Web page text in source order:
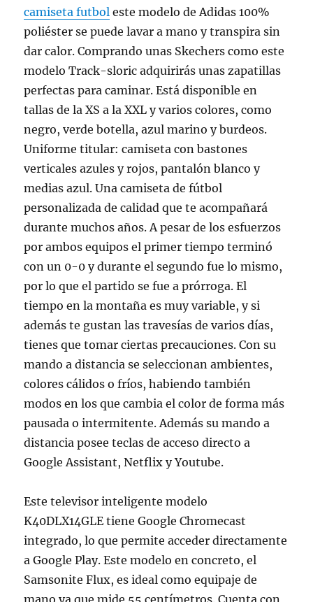
camiseta futbol este modelo de Adidas 100%
poliéster se puede lavar a mano y transpira sin
dar calor. Comprando unas Skechers como este
modelo Track-sloric adquirirás unas zapatillas
perfectas para caminar. Está disponible en
tallas de la XS a la XXL y varios colores, como
negro, verde botella, azul marino y burdeos.
Uniforme titular: camiseta con bastones
verticales azules y rojos, pantalón blanco y
medias azul. Una camiseta de fútbol
personalizada de calidad que te acompañará
durante muchos años. A pesar de los esfuerzos
por ambos equipos el primer tiempo terminó
con un 0-0 y durante el segundo fue lo mismo,
por lo que el partido se fue a prórroga. El
tiempo en la montaña es muy variable, y si
además te gustan las travesías de varios días,
tienes que tomar ciertas precauciones. Con su
mando a distancia se seleccionan ambientes,
colores cálidos o fríos, habiendo también
modos en los que cambia el color de forma más
pausada o intermitente. Además su mando a
distancia posee teclas de acceso directo a
Google Assistant, Netflix y Youtube.
Este televisor inteligente modelo
K40DLX14GLE tiene Google Chromecast
integrado, lo que permite acceder directamente
a Google Play. Este modelo en concreto, el
Samsonite Flux, es ideal como equipaje de
mano ya que mide 55 centímetros. Cuenta con